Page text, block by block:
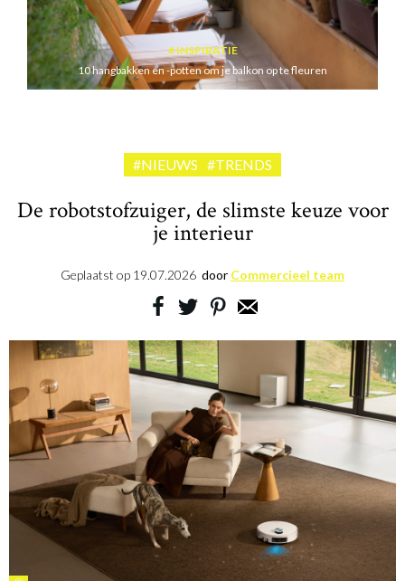
INSPIRATIE
10 hangbakken en -potten om je balkon op te fleuren
#NIEUWS #TRENDS
De robotstofzuiger, de slimste keuze voor
je interieur
Geplaatst op 19.07.2026 door Commercieel team